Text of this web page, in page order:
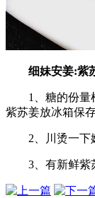
细妹安姜:紫苏
1、糖的份量根
紫苏姜放冰箱保存
2、川烫一下嫩
3、有新鲜紫苏